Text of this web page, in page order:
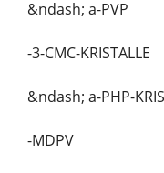
&ndash; a-PVP
-3-CMC-KRISTALLE
&ndash; a-PHP-
-MDPV